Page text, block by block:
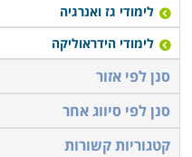
לימודי גז ואנרגיה
לימודי הידראוליקה
סנן לפי אזור
סנן לפי סיווג אחר
קטגוריות קשורות